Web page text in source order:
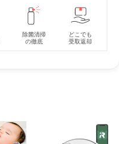
除菌清掃
の徹底
どこでも
受取返却